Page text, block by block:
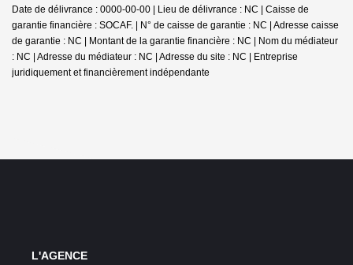
Date de délivrance : 0000-00-00 | Lieu de délivrance : NC | Caisse de
garantie financière : SOCAF. | N° de caisse de garantie : NC | Adresse caisse
de garantie : NC | Montant de la garantie financière : NC | Nom du médiateur
: NC | Adresse du médiateur : NC | Adresse du site : NC | Entreprise
juridiquement et financièrement indépendante
L'AGENCE